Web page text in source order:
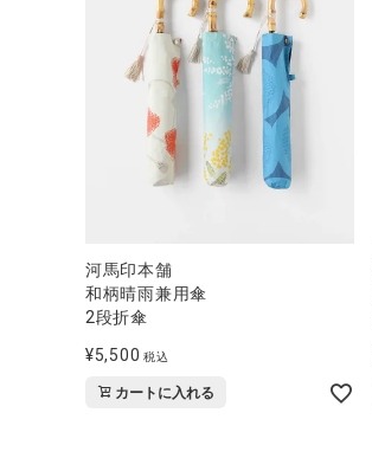
ファッション雑貨
ブランド
全ての商品
河馬印本舗
和柄晴雨兼用傘
2段折傘
¥5,500 税込
カートに入れる